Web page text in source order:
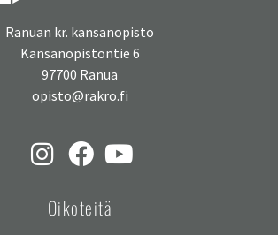
Ranuan kr. kansanopisto
Kansanopistontie 6
97700 Ranua
opisto@rakro.fi
Oikoteitä